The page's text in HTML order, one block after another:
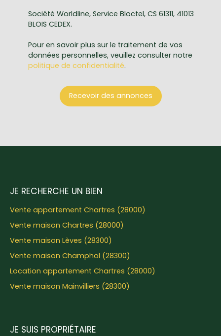
Société Worldline, Service Bloctel, CS 61311, 41013
BLOIS CEDEX.
Pour en savoir plus sur le traitement de vos
données personnelles, veuillez consulter notre
politique de confidentialité.
Recevoir des annonces
JE RECHERCHE UN BIEN
Vente appartement Chartres (28000)
Vente maison Chartres (28000)
Vente maison Lèves (28300)
Vente maison Champhol (28300)
Location appartement Chartres (28000)
Vente maison Mainvilliers (28300)
JE SUIS PROPRIÉTAIRE